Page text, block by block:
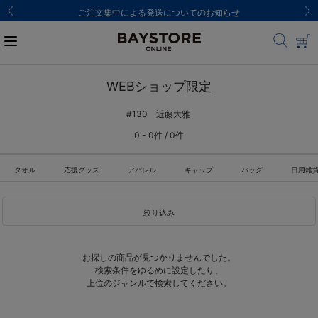
ご注文集中による発送についてのお知らせ
WEBショップ限定
#130 近藤大雅
0 - 0件 / 0件
タオル 応援グッズ アパレル キャップ バッグ 日用雑
絞り込み
お探しの商品が見つかりませんでした。
検索条件をゆるめに設定したり、
上位のジャンルで検索してください。